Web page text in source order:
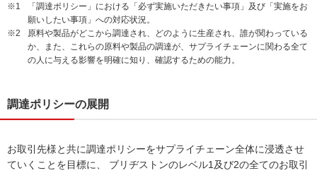
※1
「調達ポリシー」における「必ず実施いただきたい事項」及び「実施をお
願いしたい事項」への対応状況。
※2
原料や製品がどこから調達され、どのように生産され、誰が関わっている
か、また、これらの原料や製品の調達が、サプライチェーンに関わる全て
の人に与える影響を明確に知り、確認するための能力。
調達ポリシーの展開
お取引先様と共に調達ポリシーをサプライチェーン全体に浸透させ
ていくことを目標に、 ブリヂストンのレベル1及び2の全てのお取引